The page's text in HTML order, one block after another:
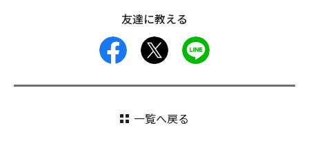
友達に教える
facebook
一覧へ戻る